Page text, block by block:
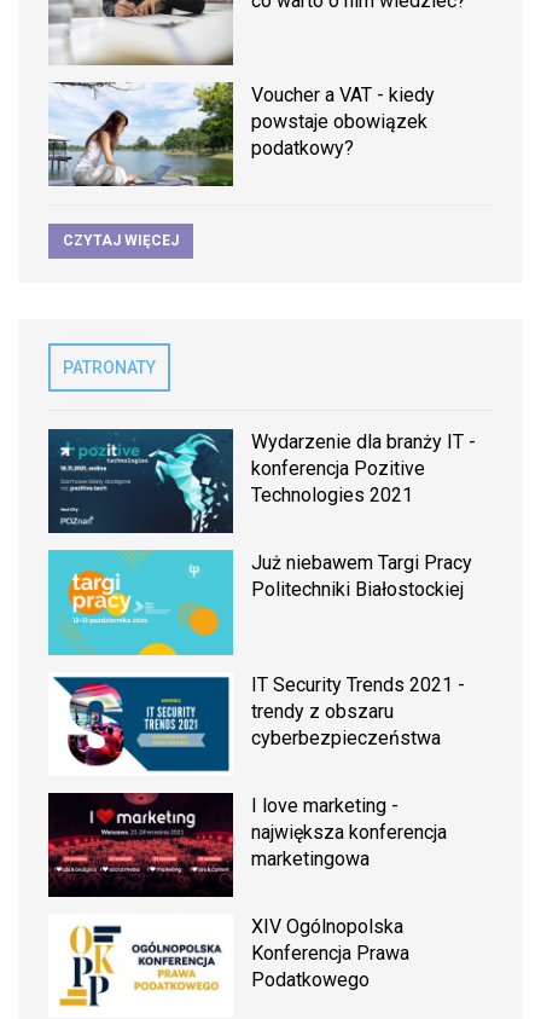
Voucher a VAT - kiedy
powstaje obowiązek
podatkowy?
CZYTAJ WIĘCEJ
PATRONATY
Wydarzenie dla branży IT -
konferencja Pozitive
Technologies 2021
Już niebawem Targi Pracy
Politechniki Białostockiej
IT Security Trends 2021 -
trendy z obszaru
cyberbezpieczeństwa
I love marketing -
największa konferencja
marketingowa
XIV Ogólnopolska
Konferencja Prawa
Podatkowego